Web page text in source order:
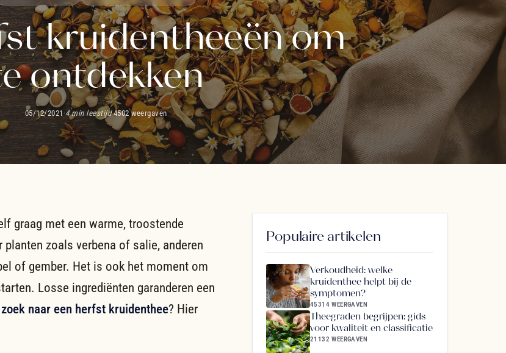
kruidentheeën om
ontdekken
05/12/2021 ·4 min leestijd·4502 weergaven
graag met een warme, troostende
zoals verbena of salie, anderen
of gember. Het is ook het moment om
Losse ingrediënten garanderen een
naar een herfst kruidenthee? Hier
Populaire artikelen
Verkoudheid: welke
kruidenthee helpt bij de
symptomen?
45314 WEERGAVEN
Theegraden begrijpen: gids
voor kwaliteit en classificatie
21132 WEERGAVEN